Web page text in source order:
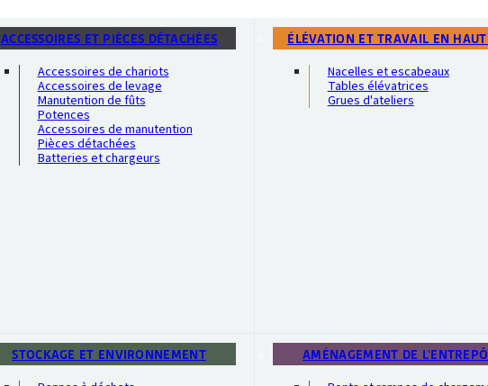
ACCESSOIRES ET PIÈCES DÉTACHÉES
Accessoires de chariots
Accessoires de levage
Manutention de fûts
Potences
Accessoires de manutention
Pièces détachées
Batteries et chargeurs
ÉLÉVATION ET TRAVAIL EN
Nacelles et escabeaux
Tables élévatrices
Grues d'ateliers
STOCKAGE ET ENVIRONNEMENT AMÉNAGEMENT DE